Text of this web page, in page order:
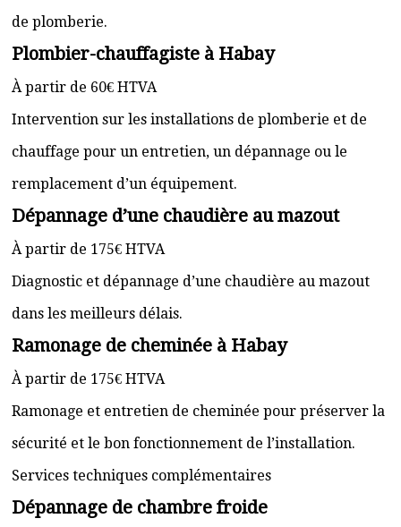
de plomberie.
Plombier-chauffagiste à Habay
À partir de 60€ HTVA
Intervention sur les installations de plomberie et de
chauffage pour un entretien, un dépannage ou le
remplacement d’un équipement.
Dépannage d’une chaudière au mazout
À partir de 175€ HTVA
Diagnostic et dépannage d’une chaudière au mazout
dans les meilleurs délais.
Ramonage de cheminée à Habay
À partir de 175€ HTVA
Ramonage et entretien de cheminée pour préserver la
sécurité et le bon fonctionnement de l’installation.
Services techniques complémentaires
Dépannage de chambre froide